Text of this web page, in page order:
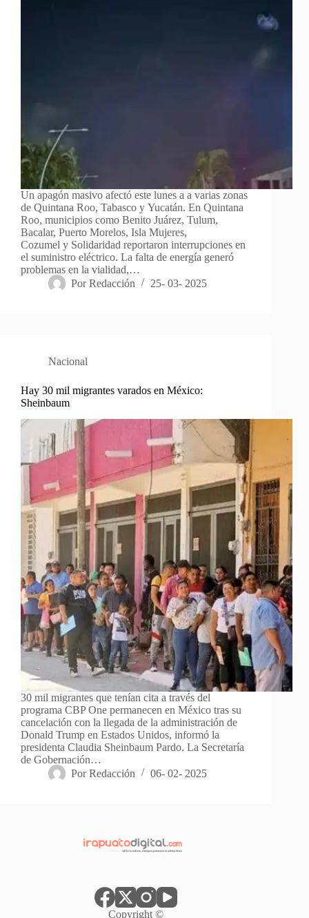
Un apagón masivo afectó este lunes a a varias zonas
de Quintana Roo, Tabasco y Yucatán. En Quintana
Roo, municipios como Benito Juárez, Tulum,
Bacalar, Puerto Morelos, Isla Mujeres,
Cozumel y Solidaridad reportaron interrupciones en
el suministro eléctrico. La falta de energía generó
problemas en la vialidad,…
Por Redacción 25- 03- 2025
Nacional
Hay 30 mil migrantes varados en México:
Sheinbaum
30 mil migrantes que tenían cita a través del
programa CBP One permanecen en México tras su
cancelación con la llegada de la administración de
Donald Trump en Estados Unidos, informó la
presidenta Claudia Sheinbaum Pardo. La Secretaría
de Gobernación…
Por Redacción 06- 02- 2025
Copyright ©